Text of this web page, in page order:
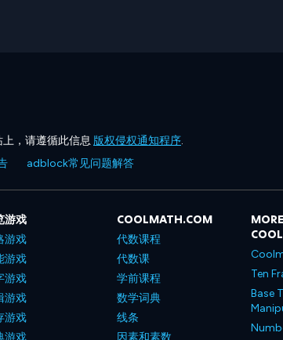
，请遵循此信息 版权侵权通知程序.
adblock常见问题解答
游戏
游戏
游戏
游戏
游戏
游戏
游戏
COOLMATH.COM
代数课程
代数课
学前课程
数学词典
线条
因素和素数
Ten
Base